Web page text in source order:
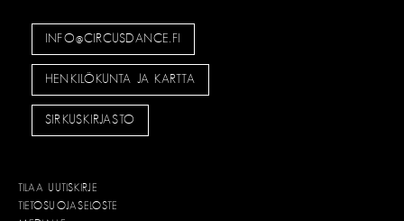
INFO@CIRCUSDANCE.FI
HENKILÖKUNTA JA KARTTA
SIRKUSKIRJASTO
TILAA UUTISKIRJE
TIETOSUOJASELOSTE